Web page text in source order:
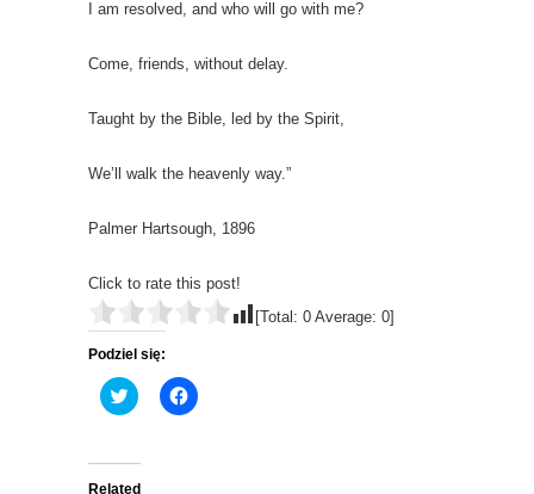
I am resolved, and who will go with me?
Come, friends, without delay.
Taught by the Bible, led by the Spirit,
We’ll walk the heavenly way.”
Palmer Hartsough, 1896
Click to rate this post!
[Total: 0 Average: 0]
Podziel się:
C
l
t
o
C
l
Related